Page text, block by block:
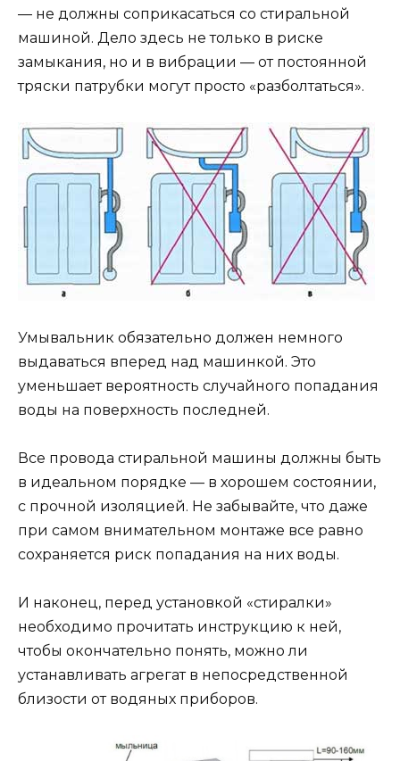
— не должны соприкасаться со стиральной
машиной. Дело здесь не только в риске
замыкания, но и в вибрации — от постоянной
тряски патрубки могут просто «разболтаться».
Умывальник обязательно должен немного
выдаваться вперед над машинкой. Это
уменьшает вероятность случайного попадания
воды на поверхность последней.
Все провода стиральной машины должны быть
в идеальном порядке — в хорошем состоянии,
с прочной изоляцией. Не забывайте, что даже
при самом внимательном монтаже все равно
сохраняется риск попадания на них воды.
И наконец, перед установкой «стиралки»
необходимо прочитать инструкцию к ней,
чтобы окончательно понять, можно ли
устанавливать агрегат в непосредственной
близости от водяных приборов.